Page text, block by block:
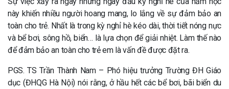
này khiến nhiều người hoang mang, lo lắng về sự đảm bảo an
toàn cho trẻ. Nhất là trong kỳ nghỉ hè kéo dài, thời tiết nóng nực
và bể bơi, sông hồ, biển… là lựa chọn để giải nhiệt. Làm thế nào
để đảm bảo an toàn cho trẻ em là vấn đề được đặt ra.
PGS. TS Trần Thành Nam – Phó hiệu trưởng Trường ĐH Giáo
dục (ĐHQG Hà Nội) nói rằng, ở hầu hết các bể bơi, bãi biển du